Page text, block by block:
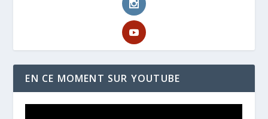
EN CE MOMENT SUR YOUTUBE